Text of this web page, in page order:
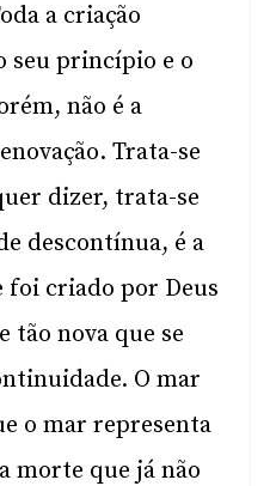
a criação
seu princípio e o
não é a
Trata-se
dizer, trata-se
descontínua, é a
foi criado por Deus
tão nova que se
O mar
o mar representa
morte que já não